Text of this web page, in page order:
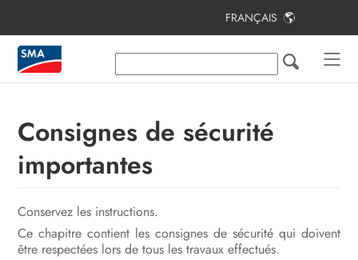
FRANÇAIS
Consignes de sécurité
importantes
Conservez les instructions.
Ce chapitre contient les consignes de sécurité qui doivent
être respectées lors de tous les travaux effectués.
Table des matières
Remarques relatives à ce document
Contenu de la livraison
Vue d’ensemble des produits
Montage
Raccordement électrique